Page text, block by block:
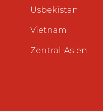
Usbekistan
Vietnam
Zentral-Asien